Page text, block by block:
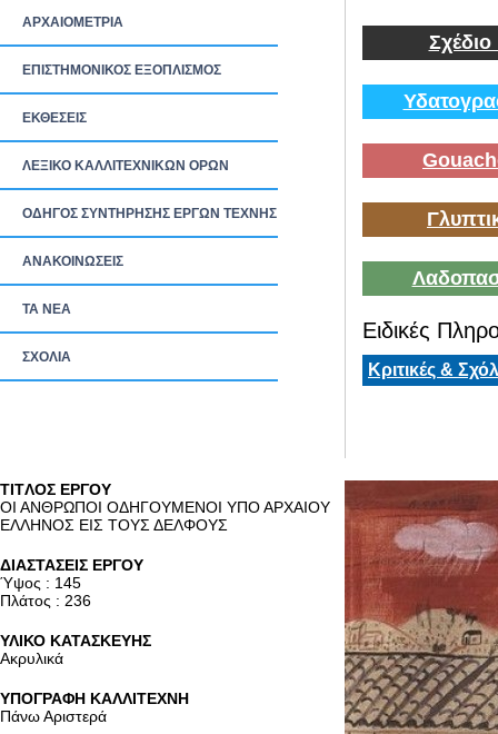
ΑΡΧΑΙΟΜΕΤΡΙΑ
ΕΠΙΣΤΗΜΟΝΙΚΟΣ ΕΞΟΠΛΙΣΜΟΣ
ΕΚΘΕΣΕΙΣ
ΛΕΞΙΚΟ ΚΑΛΛΙΤΕΧΝΙΚΩΝ ΟΡΩΝ
ΟΔΗΓΟΣ ΣΥΝΤΗΡΗΣΗΣ ΕΡΓΩΝ ΤΕΧΝΗΣ
ΑΝΑΚΟΙΝΩΣΕΙΣ
ΤΑ ΝEΑ
ΣΧΟΛΙΑ
Σχέδιο
Ειδικές
Κριτικές &
TITΛΟΣ ΕΡΓΟΥ
ΟΙ ΑΝΘΡΩΠΟΙ ΟΔΗΓΟΥΜΕΝΟΙ ΥΠΟ ΑΡΧΑΙΟΥ
ΕΛΛΗΝΟΣ ΕΙΣ ΤΟΥΣ ΔΕΛΦΟΥΣ
ΔΙΑΣΤΑΣΕΙΣ ΕΡΓΟΥ
Ύψος : 145
Πλάτος : 236
ΥΛΙΚΟ ΚΑΤΑΣΚΕΥΗΣ
Ακρυλικά
ΥΠΟΓΡΑΦΗ ΚΑΛΛΙΤΕΧΝΗ
Πάνω Αριστερά